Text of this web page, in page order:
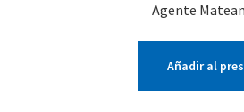
Agente
Añadir al